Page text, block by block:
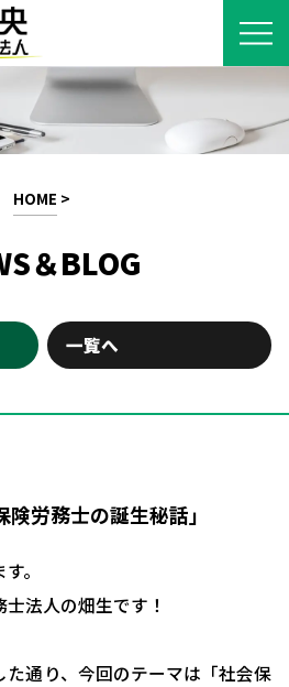
HOME >
＆BLOG
一覧へ
労務士の誕生秘話」
。
法人の畑生です！
通り、今回のテーマは「社会保